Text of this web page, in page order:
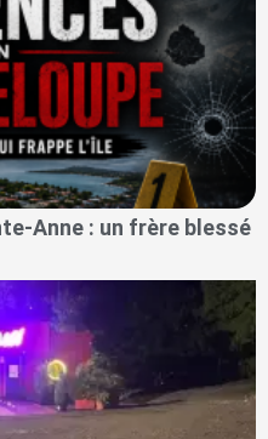
Anne : un frère blessé